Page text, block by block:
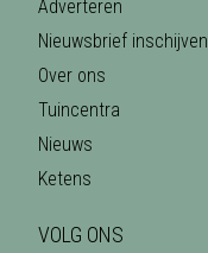
Adverteren
Nieuwsbrief inschijven
Over ons
Tuincentra
Nieuws
Ketens
VOLG ONS